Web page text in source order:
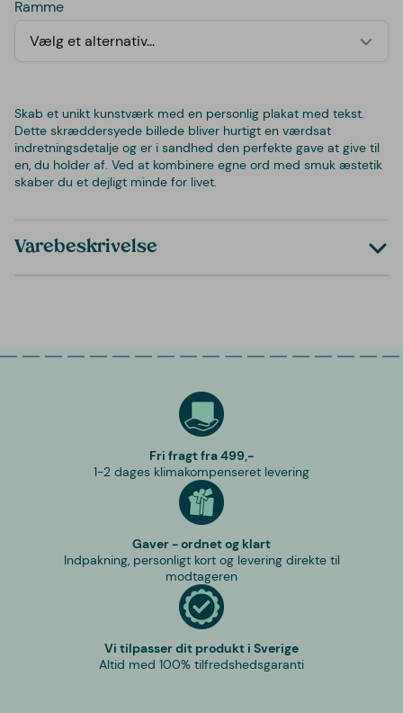
Ramme
Vælg et alternativ...
Skab et unikt kunstværk med en personlig plakat med tekst.
Dette skræddersyede billede bliver hurtigt en værdsat
indretningsdetalje og er i sandhed den perfekte gave at give til
en, du holder af. Ved at kombinere egne ord med smuk æstetik
skaber du et dejligt minde for livet.
Varebeskrivelse
Fri fragt fra 499,-
1-2 dages klimakompenseret levering
Gaver - ordnet og klart
Indpakning, personligt kort og levering direkte til
modtageren
Vi tilpasser dit produkt i Sverige
Altid med 100% tilfredshedsgaranti